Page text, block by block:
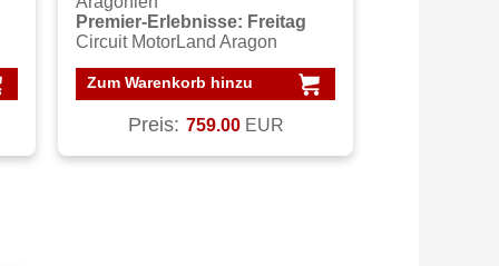
Premier-Erlebnisse: Freitag
Circuit MotorLand Aragon
Zum Warenkorb hinzu
Preis: 759.00 EUR